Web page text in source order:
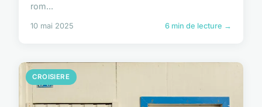
rom...
10 mai 2025 6 min de lecture →
CROISIERE